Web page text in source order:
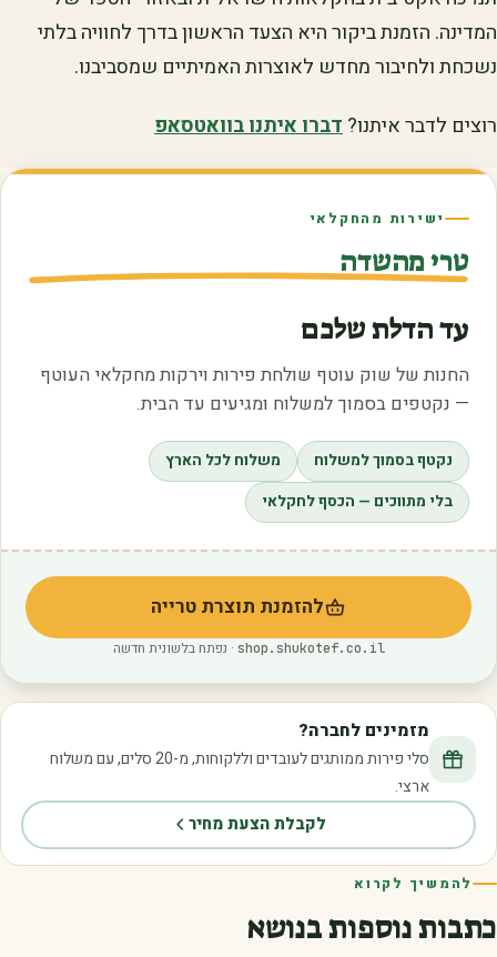
המדינה. הזמנת ביקור היא הצעד הראשון בדרך לחוויה בלתי
נשכחת ולחיבור מחדש לאוצרות האמיתיים שמסביבנו.
רוצים לדבר איתנו?דברו איתנו בוואטסאפ
ישירות מהחקלאי
טרי מהשדה
עד הדלת שלכם
החנות של שוק עוטף שולחת פירות וירקות מחקלאי העוטף
— נקטפים בסמוך למשלוח ומגיעים עד הבית.
נקטף בסמוך למשלוח
משלוח לכל הארץ
בלי מתווכים — הכסף לחקלאי
להזמנת תוצרת טרייה
(נפתח בלשונית חדשה)
shop.shukotef.co.il · נפתח בלשונית חדשה
מזמינים לחברה?
סלי פירות ממותגים לעובדים וללקוחות, מ-20 סלים, עם משלוח
ארצי.
לקבלת הצעת מחיר
להמשיך לקרוא
כתבות נוספות בנושא